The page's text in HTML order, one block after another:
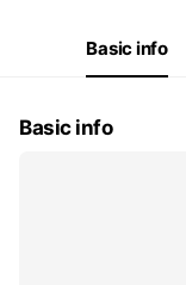
Basic info
Basic info